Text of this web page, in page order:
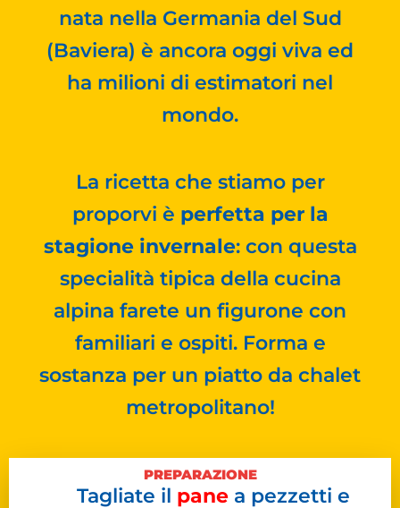
nata nella Germania del Sud
(Baviera) è ancora oggi viva ed
ha milioni di estimatori nel
mondo.
La ricetta che stiamo per
proporvi è perfetta per la
stagione invernale: con questa
specialità tipica della cucina
alpina farete un figurone con
familiari e ospiti. Forma e
sostanza per un piatto da chalet
metropolitano!
PREPARAZIONE
Tagliate il pane a pezzetti e